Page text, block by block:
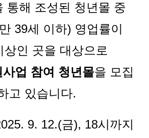
통해 조성된 청년몰 중
39세 이하) 영업률이
상인 곳을 대상으로
업 참여 청년몰을 모집
고 있습니다.
9. 12.(금), 18시까지